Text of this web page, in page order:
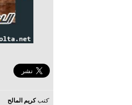
كتبكريم المالح